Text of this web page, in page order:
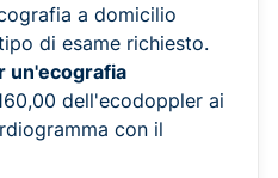
a domicilio
di esame richiesto.
un'ecografia
dell'ecodoppler ai
con il